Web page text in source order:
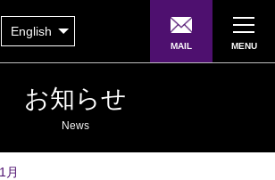
English
MAIL MENU
お知らせ
News
月